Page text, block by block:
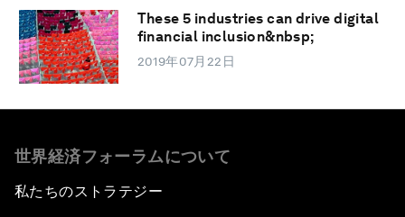
These 5 industries can drive digital
financial inclusion&nbsp;
2019年07月22日
世界経済フォーラムについて
私たちのストラテジー